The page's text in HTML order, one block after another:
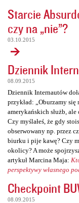
Starcie
czy na „nie”?
03.10.2015
Dziennik
08.09.2015
Dziennik Internautów
przykład: „Oburzamy
amerykańskich służb,
Czy myślałeś, że gdy
obserwowany np. przez
biurku i pije kawę? Czy
okolicy? A może
artykuł Marcina Maja:
perspektywy własnego
Checkpoint
08.09.2015